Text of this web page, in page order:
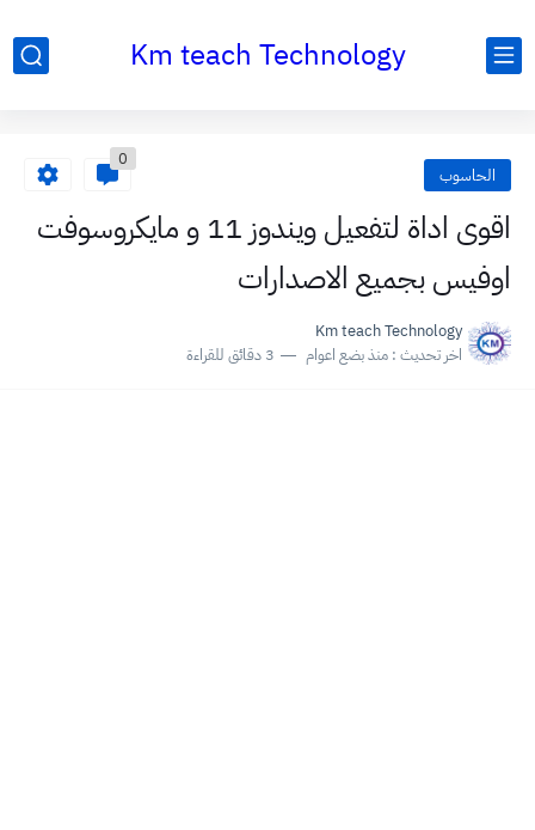
Km teach Technology
الحاسوب
0
اقوى اداة لتفعيل ويندوز 11 و مايكروسوفت
اوفيس بجميع الاصدارات
Km teach Technology
اخر تحديث : منذ بضع اعوام 3 دقائق للقراءة